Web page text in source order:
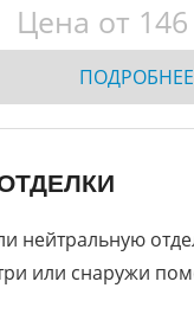
Цена от 146
ПОДРОБНЕЕ
нейтральную
или снаружи